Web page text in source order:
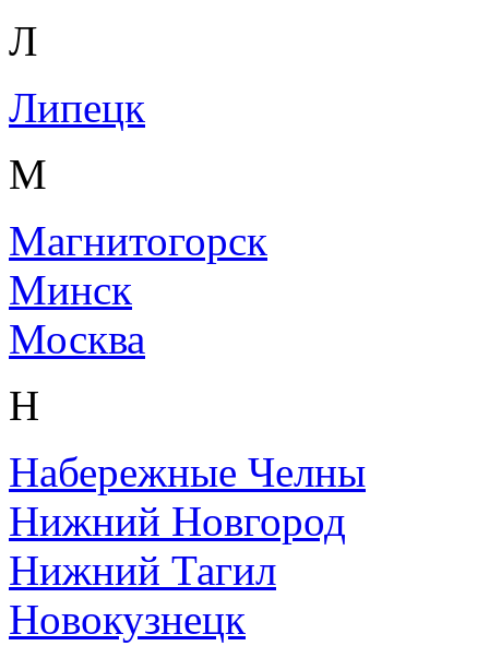
Л
Липецк
М
Магнитогорск
Минск
Москва
Н
Набережные Челны
Нижний Новгород
Нижний Тагил
Новокузнецк